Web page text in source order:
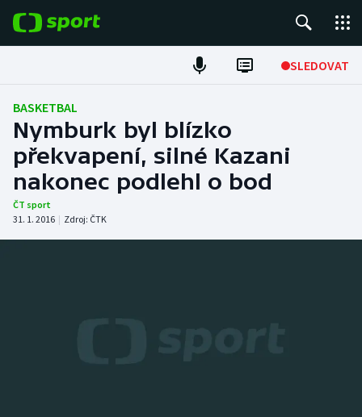
SLEDOVAT
Fotbal
Hokej
Tenis
Atletika
BASKETBAL
Nymburk byl blízko
překvapení, silné Kazani
nakonec podlehl o bod
ČT sport
31. 1. 2016 | Zdroj: ČTK